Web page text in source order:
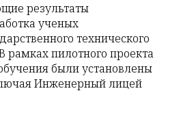
результаты
ученых
технического
рамках пилотного проекта
были установлены
Инженерный лицей